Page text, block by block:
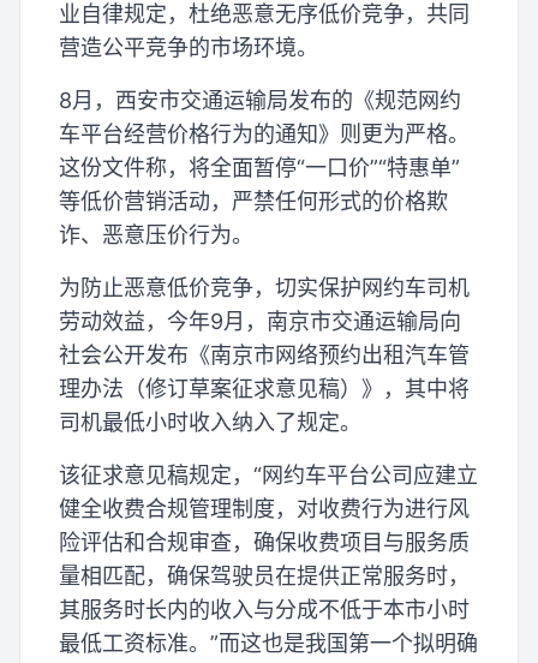
业自律规定，杜绝恶意无序低价竞争，共同
营造公平竞争的市场环境。
8月，西安市交通运输局发布的《规范网约
车平台经营价格行为的通知》则更为严格。
这份文件称，将全面暂停“一口价”“特惠单”
等低价营销活动，严禁任何形式的价格欺
诈、恶意压价行为。
为防止恶意低价竞争，切实保护网约车司机
劳动效益，今年9月，南京市交通运输局向
社会公开发布《南京市网络预约出租汽车管
理办法（修订草案征求意见稿）》，其中将
司机最低小时收入纳入了规定。
该征求意见稿规定，“网约车平台公司应建立
健全收费合规管理制度，对收费行为进行风
险评估和合规审查，确保收费项目与服务质
量相匹配，确保驾驶员在提供正常服务时，
其服务时长内的收入与分成不低于本市小时
最低工资标准。”而这也是我国第一个拟明确